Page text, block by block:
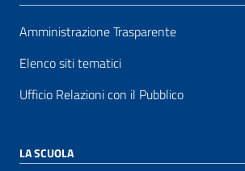
Amministrazione Trasparente
Elenco siti tematici
Ufficio Relazioni con il Pubblico
LA SCUOLA